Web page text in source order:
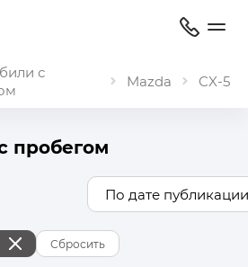
с
Mazda CX‑5
пробегом
Сбросить
По дате